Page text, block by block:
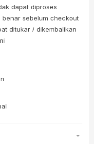
dapat diproses
benar sebelum checkout
ditukar / dikembalikan